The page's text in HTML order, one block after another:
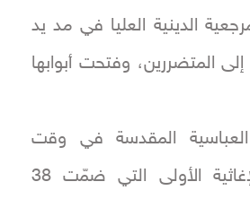
الدينية العليا في مد يد
المتضررين، وفتحت أبوابها
العباسية المقدسة في وقت
سابق قافلتها الإغاثية الأولى التي ضمّت 38